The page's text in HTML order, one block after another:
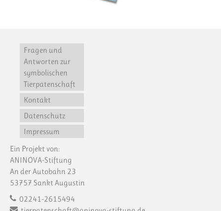
Fragen und
Antworten zur
symbolischen
Tierpatenschaft
Kontakt
Datenschutz
Impressum
Ein Projekt von:
ANINOVA-Stiftung
An der Autobahn 23
53757 Sankt Augustin
02241-2615494